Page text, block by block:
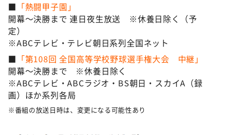
■ 「熱闘甲子園」
開幕〜決勝まで 連日夜生放送 ※休養日除く（予
定）
※ABCテレビ・テレビ朝日系列全国ネット
■ 「第108回 全国高等学校野球選手権大会 中継」
開幕～決勝まで ※休養日除く
※ABCテレビ・ABCラジオ・BS朝日・スカイA（録
画）ほか系列各局
※番組の放送日時は、変更になる可能性あり